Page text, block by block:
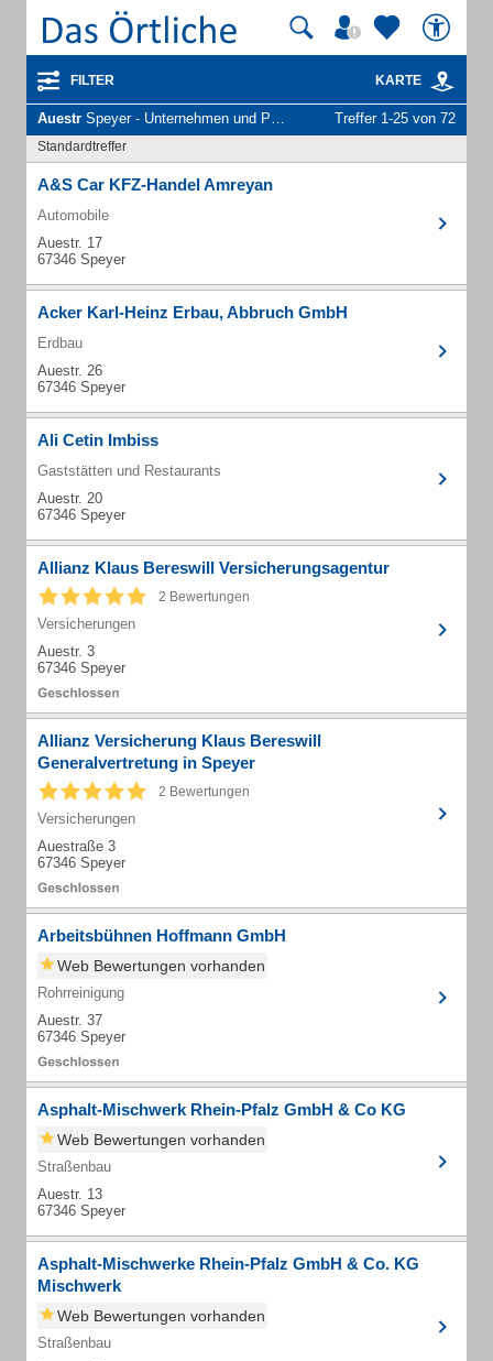
FILTER KARTE
Auestr Speyer - Unternehmen und Personen Treffer 1-25 von 72
Standardtreffer
A&S Car KFZ-Handel Amreyan
Automobile
Auestr. 17
67346 Speyer
Acker Karl-Heinz Erbau, Abbruch GmbH
Erdbau
Auestr. 26
67346 Speyer
Ali Cetin Imbiss
Gaststätten und Restaurants
Auestr. 20
67346 Speyer
Allianz Klaus Bereswill Versicherungsagentur
2 Bewertungen
Versicherungen
Auestr. 3
67346 Speyer
Allianz Versicherung Klaus Bereswill
Generalvertretung in Speyer
2 Bewertungen
Versicherungen
Auestraße 3
67346 Speyer
Arbeitsbühnen Hoffmann GmbH
Web Bewertungen vorhanden
Rohrreinigung
Auestr. 37
67346 Speyer
Asphalt-Mischwerk Rhein-Pfalz GmbH & Co KG
Web Bewertungen vorhanden
Straßenbau
Auestr. 13
67346 Speyer
Asphalt-Mischwerke Rhein-Pfalz GmbH & Co. KG
Mischwerk
Web Bewertungen vorhanden
Straßenbau